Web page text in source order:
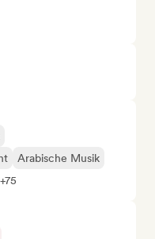
Arabische Musik